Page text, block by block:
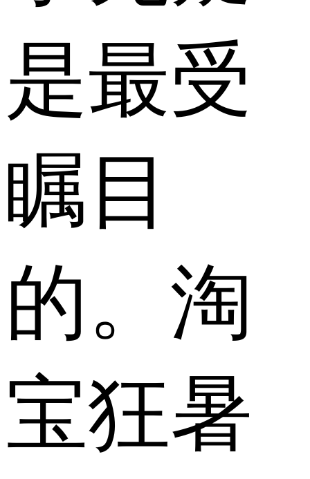
是最受
瞩目
的。淘
宝狂暑